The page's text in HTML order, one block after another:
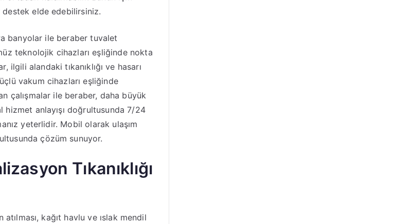
elde edebilirsiniz.
banyolar ile beraber tuvalet
teknolojik cihazları eşliğinde nokta
alandaki tıkanıklığı ve hasarı
vakum cihazları eşliğinde
çalışmalar ile beraber, daha büyük
anlayışı doğrultusunda 7/24
yeterlidir. Mobil olarak ulaşım
çözüm sunuyor.
Tıkanıklığı
kağıt havlu ve ıslak mendil